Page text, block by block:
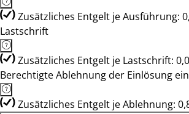
Zusätzliches Entgelt je Ausführung:
Lastschrift
Zusätzliches Entgelt je Lastschrift:
Berechtigte Ablehnung der Einlösung
Zusätzliches Entgelt je Ablehnung: